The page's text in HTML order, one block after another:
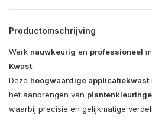
Productomschrijving
Werk nauwkeurig en professioneel
Kwast.
Deze hoogwaardige applicatiekwast
het aanbrengen van
waarbij precisie en gelijkmatige